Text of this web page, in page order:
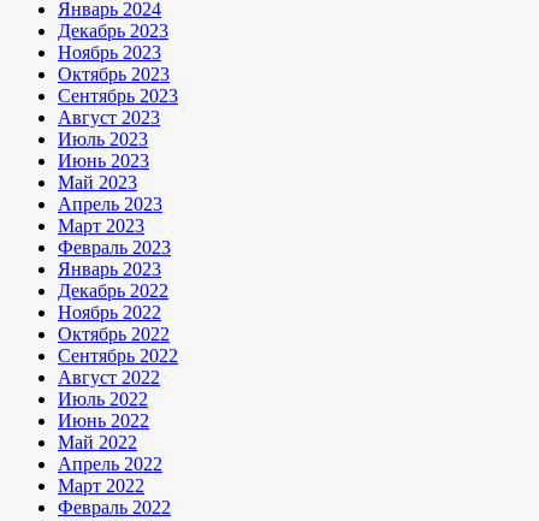
Январь 2024
Декабрь 2023
Ноябрь 2023
Октябрь 2023
Сентябрь 2023
Август 2023
Июль 2023
Июнь 2023
Май 2023
Апрель 2023
Март 2023
Февраль 2023
Январь 2023
Декабрь 2022
Ноябрь 2022
Октябрь 2022
Сентябрь 2022
Август 2022
Июль 2022
Июнь 2022
Май 2022
Апрель 2022
Март 2022
Февраль 2022